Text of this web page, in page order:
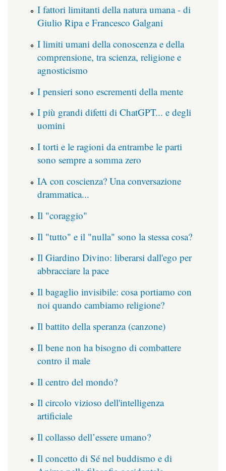
I fattori limitanti della natura umana - di
Giulio Ripa e Francesco Galgani
I limiti umani della conoscenza e della
comprensione, tra scienza, religione e
agnosticismo
I pensieri sono escrementi della mente
I più grandi difetti di ChatGPT... e degli
uomini
I torti e le ragioni da entrambe le parti
sono sempre a somma zero
IA con coscienza? Una conversazione
drammatica...
Il "coraggio"
Il "tutto" e il "nulla" sono la stessa cosa?
Il Giardino Divino: liberarsi dall'ego per
abbracciare la pace
Il bagaglio invisibile: cosa portiamo con
noi quando cambiamo religione?
Il battito della speranza (canzone)
Il bene non ha bisogno di combattere
contro il male
Il centro del mondo?
Il circolo vizioso dell'intelligenza
artificiale
Il collasso dell’essere umano?
Il concetto di Sé nel buddismo e di